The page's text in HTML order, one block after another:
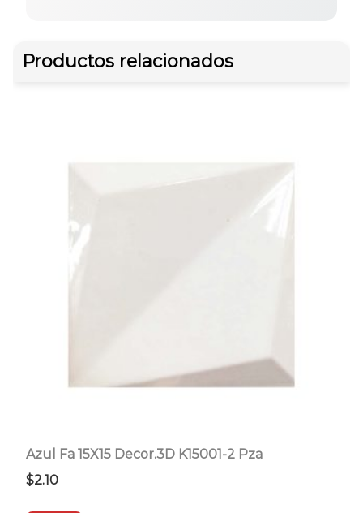
Productos relacionados
Azul Fa 15X15 Decor.3D K15001-2 Pza
$2.10